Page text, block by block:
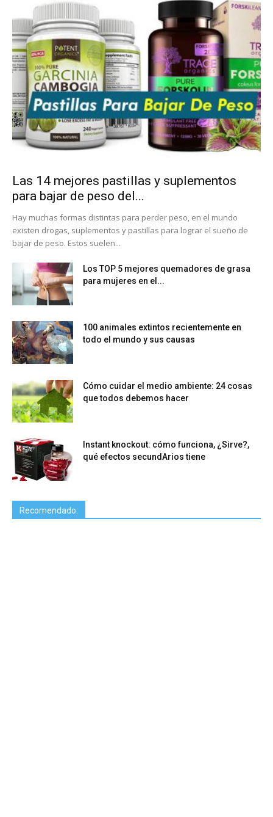
Las 14 mejores pastillas y suplementos
para bajar de peso del...
Hay muchas formas distintas para perder peso, en el mundo
existen drogas, suplementos y pastillas para lograr el sueño de
bajar de peso. Estos suelen...
Los TOP 5 mejores quemadores de grasa
para mujeres en el...
100 animales extintos recientemente en
todo el mundo y sus causas
Cómo cuidar el medio ambiente: 24 cosas
que todos debemos hacer
Instant knockout: cómo funciona, ¿Sirve?,
qué efectos secundArios tiene
Recomendado: